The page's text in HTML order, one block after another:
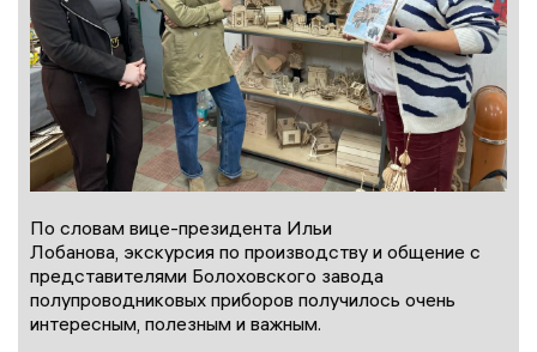
По словам вице-президента Ильи
Лобанова, экскурсия по производству и общение с
представителями Болоховского завода
полупроводниковых приборов получилось очень
интересным, полезным и важным.